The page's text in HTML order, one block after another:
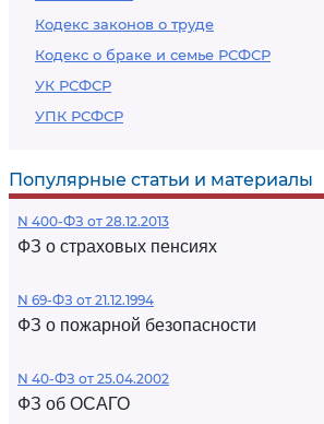
Кодекс законов о труде
Кодекс о браке и семье РСФСР
УК РСФСР
УПК РСФСР
Популярные статьи и материалы
N 400-ФЗ от 28.12.2013
ФЗ о страховых пенсиях
N 69-ФЗ от 21.12.1994
ФЗ о пожарной безопасности
N 40-ФЗ от 25.04.2002
ФЗ об ОСАГО